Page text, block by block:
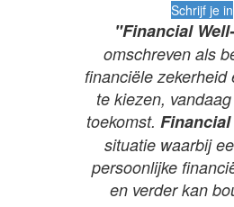
Schrijf je in
"Financial
omschreven als
financiële
te kiezen,
toekomst.
situatie waarbij
persoonlijke
en verder kan